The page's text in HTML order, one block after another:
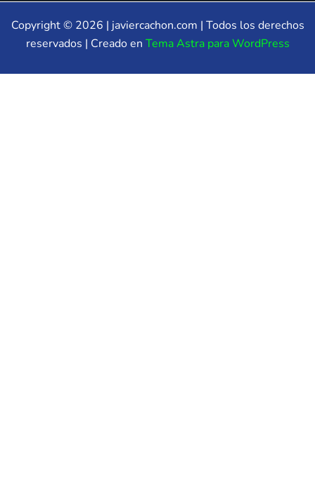
Copyright © 2026 | javiercachon.com | Todos los derechos
reservados | Creado en Tema Astra para WordPress